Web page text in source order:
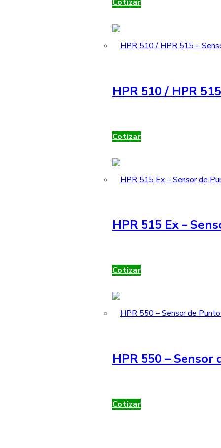
Cotizar
HPR 510 / HPR
Cotizar
HPR 515 Ex –
Cotizar
HPR 550 – Sensor
Cotizar